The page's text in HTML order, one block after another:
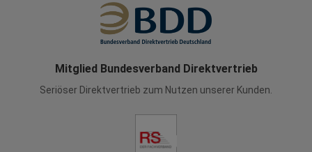
Mitglied Bundesverband Direktvertrieb
Seriöser Direktvertrieb zum Nutzen unserer Kunden.